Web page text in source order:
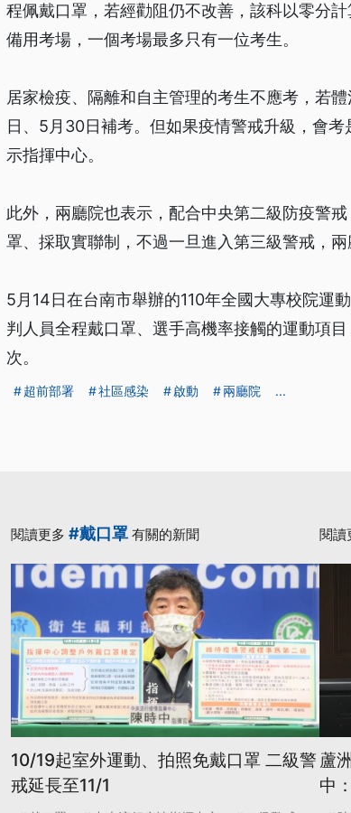
程佩戴口罩，若經勸阻仍不改善，該科以零分
備用考場，一個考場最多只有一位考生。
居家檢疫、隔離和自主管理的考生不應考，若
日、5月30日補考。但如果疫情警戒升級，會
示指揮中心。
此外，兩廳院也表示，配合中央第二級防疫警
罩、採取實聯制，不過一旦進入第三級警戒，兩
5月14日在台南市舉辦的110年全國大專校院運
判人員全程戴口罩、選手高機率接觸的運動項
次。
超前部署 社區感染 啟動 兩廳院 ...
閱讀更多 #戴口罩 有關的新聞
10/19起室外運動、拍照免戴口罩 二級警
戒延長至11/1
閱讀
蘆
中